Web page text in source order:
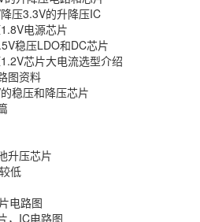
压3.3V的升降压IC
电源芯片
稳压LDO和DC芯片
芯片大电流选型介绍
图资料
稳压和降压芯片
升压芯片
低
电路图
，IC电路图